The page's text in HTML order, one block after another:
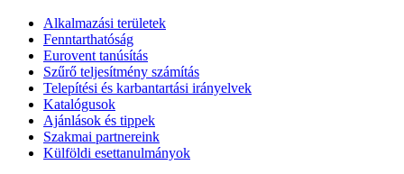
Alkalmazási területek
Fenntarthatóság
Eurovent tanúsítás
Szűrő teljesítmény számítás
Telepítési és karbantartási irányelvek
Katalógusok
Ajánlások és tippek
Szakmai partnereink
Külföldi esettanulmányok